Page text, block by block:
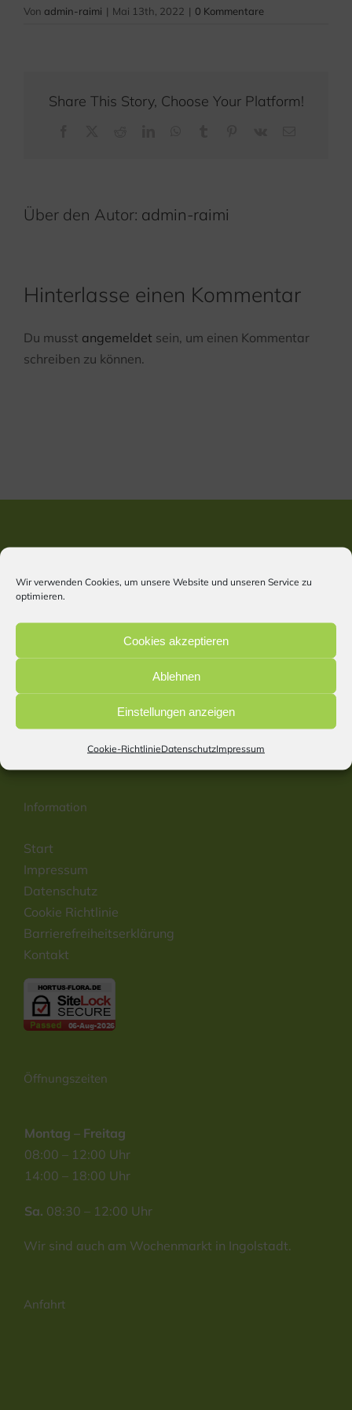
Wir verwenden Cookies, um unsere Website und unseren Service zu
optimieren.
Cookies akzeptieren
Ablehnen
Einstellungen anzeigen
Cookie-RichtlinieDatenschutzImpressum
Von admin-raimi | Mai 13th, 2022 | 0 Kommentare
Share This Story, Choose Your Platform!
Über den Autor: admin-raimi
Hinterlasse einen Kommentar
Du musst angemeldet sein, um einen Kommentar
schreiben zu können.
Regensburger Str. 44
Tel: (+49) 08407 931 988
E-Mail:info@hortus-flora.de
Website: www.hortus-flora.de
Information
Start
Impressum
Datenschutz
Cookie Richtlinie
Barrierefreiheitserklärung
Kontakt
Öffnungszeiten
Montag – Freitag
08:00 – 12:00 Uhr
14:00 – 18:00 Uhr
Sa. 08:30 – 12:00 Uhr
Wir sind auch am Wochenmarkt in Ingolstadt.
Anfahrt